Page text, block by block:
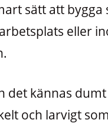
sätt att bygga
eller
det kännas
och larvigt